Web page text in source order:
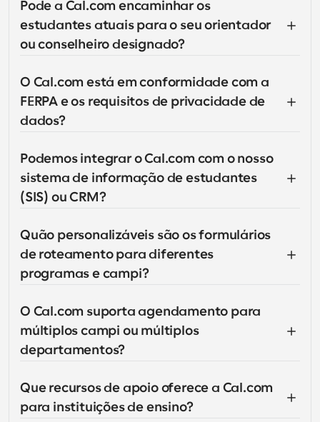
Pode a Cal.com encaminhar os
estudantes atuais para o seu orientador
ou conselheiro designado?
O Cal.com está em conformidade com a
FERPA e os requisitos de privacidade de
dados?
Podemos integrar o Cal.com com o nosso
sistema de informação de estudantes
(SIS) ou CRM?
Quão personalizáveis são os formulários
de roteamento para diferentes
programas e campi?
O Cal.com suporta agendamento para
múltiplos campi ou múltiplos
departamentos?
Que recursos de apoio oferece a Cal.com
para instituições de ensino?